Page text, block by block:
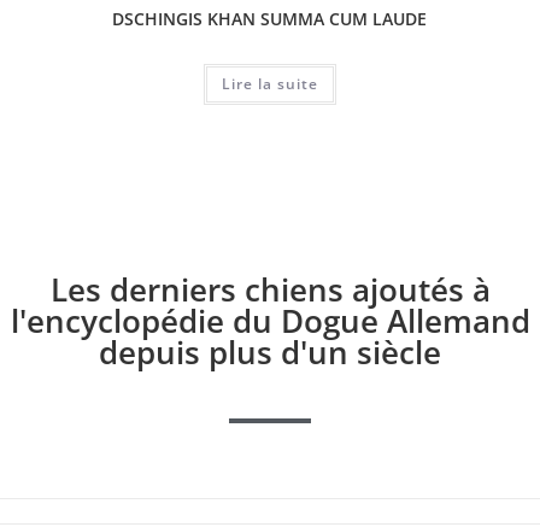
DSCHINGIS KHAN SUMMA CUM LAUDE
Lire la suite
Les derniers chiens ajoutés à
l'encyclopédie du Dogue Allemand
depuis plus d'un siècle